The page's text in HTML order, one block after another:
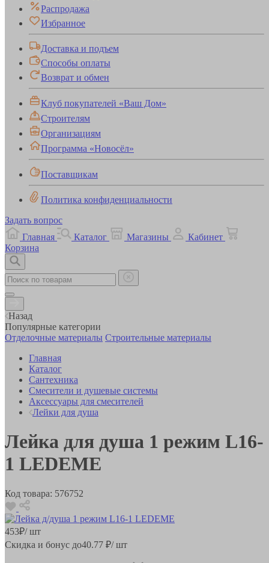
Распродажа
Избранное
Доставка и подъем
Способы оплаты
Возврат и обмен
Клуб покупателей «Ваш Дом»
Строителям
Организациям
Программа «Новосёл»
Поставщикам
Политика конфиденциальности
Задать вопрос
Главная
Каталог Магазины
Кабинет
Корзина
Назад
Популярные категории
Отделочные материалы Строительные материалы
Главная
Каталог
Сантехника
Смесители и душевые системы
Аксессуары для смесителей
Лейки для душа
Лейка для душа 1 режим L16-
1 LEDEME
Код товара: 576752
453₽/ шт
Скидка и бонус до40.77 ₽/ шт